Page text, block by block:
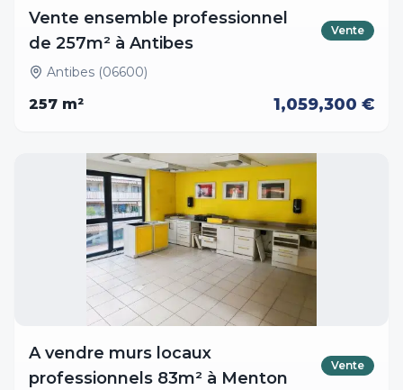
Vente ensemble professionnel
de 257m² à Antibes
Vente
Antibes (06600)
257 m² 1,059,300 €
A vendre murs locaux
professionnels 83m² à Menton
Vente